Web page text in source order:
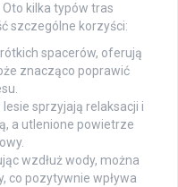
kilka typów tras
szczególne korzyści:
spacerów, oferują
znacząco poprawić
sprzyjają relaksacji i
a utlenione powietrze
wzdłuż wody, można
co pozytywnie wpływa